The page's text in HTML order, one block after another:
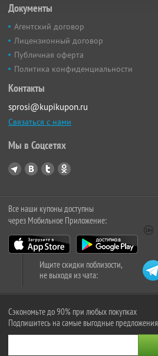
Документы
Агентский договор
Лицензионный договор
Публичная оферта
Политика конфиденциальности
Контакты
sprosi@kupikupon.ru
Связаться с нами
Мы в Соцсетях
Все наши купоны доступны
через Мобильное Приложение:
Ищите скидки поблизости,
не выходя из чата:
Сэкономьте до 90% при любых покупках
Подпишитесь на самые выгодные предложения